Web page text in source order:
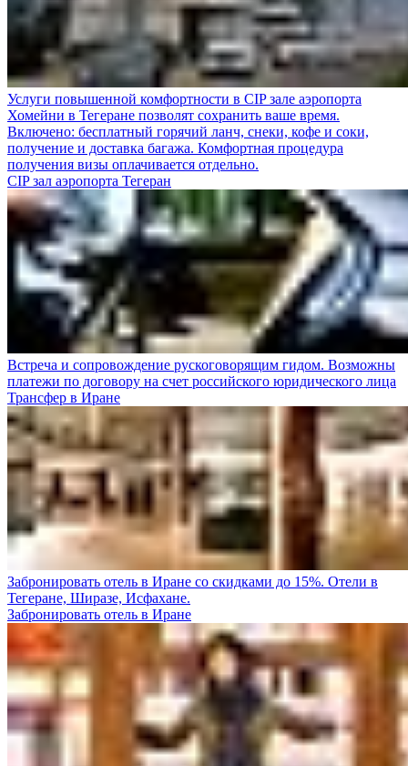
Услуги повышенной комфортности в CIP зале аэропорта
Хомейни в Тегеране позволят сохранить ваше время.
Включено: бесплатный горячий ланч, снеки, кофе и соки,
получение и доставка багажа. Комфортная процедура
получения визы оплачивается отдельно.
CIP зал аэропорта Тегеран
Встреча и сопровождение рускоговорящим гидом. Возможны
платежи по договору на счет российского юридического лица
Трансфер в Иране
Забронировать отель в Иране со скидками до 15%. Отели в
Тегеране, Ширазе, Исфахане.
Забронировать отель в Иране